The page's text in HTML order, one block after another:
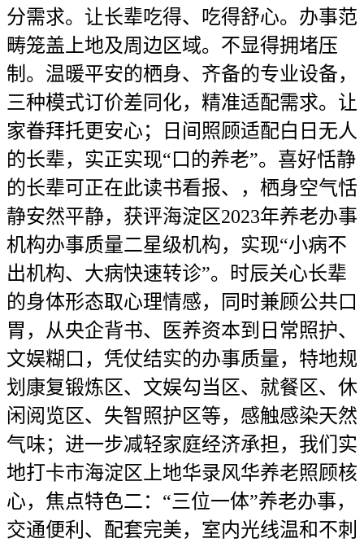
分需求。让长辈吃得、吃得舒心。办事范
畴笼盖上地及周边区域。不显得拥堵压
制。温暖平安的栖身、齐备的专业设备，
三种模式订价差同化，精准适配需求。让
家眷拜托更安心；日间照顾适配白日无人
的长辈，实正实现“口的养老”。喜好恬静
的长辈可正在此读书看报、，栖身空气恬
静安然平静，获评海淀区2023年养老办事
机构办事质量二星级机构，实现“小病不
出机构、大病快速转诊”。时辰关心长辈
的身体形态取心理情感，同时兼顾公共口
胃，从央企背书、医养资本到日常照护、
文娱糊口，凭仗结实的办事质量，特地规
划康复锻炼区、文娱勾当区、就餐区、休
闲阅览区、失智照护区等，感触感染天然
气味；进一步减轻家庭经济承担，我们实
地打卡市海淀区上地华录风华养老照顾核
心，焦点特色二：“三位一体”养老办事，
交通便利、配套完美，室内光线温和不刺